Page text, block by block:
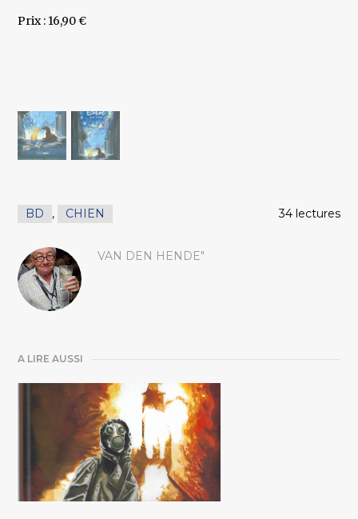
Prix : 16,90 €
BD , CHIEN 34 lectures
VAN DEN HENDE"
A LIRE AUSSI